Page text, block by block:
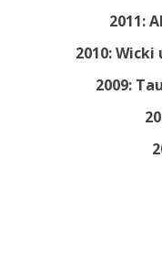
2011:
2010:
2009: